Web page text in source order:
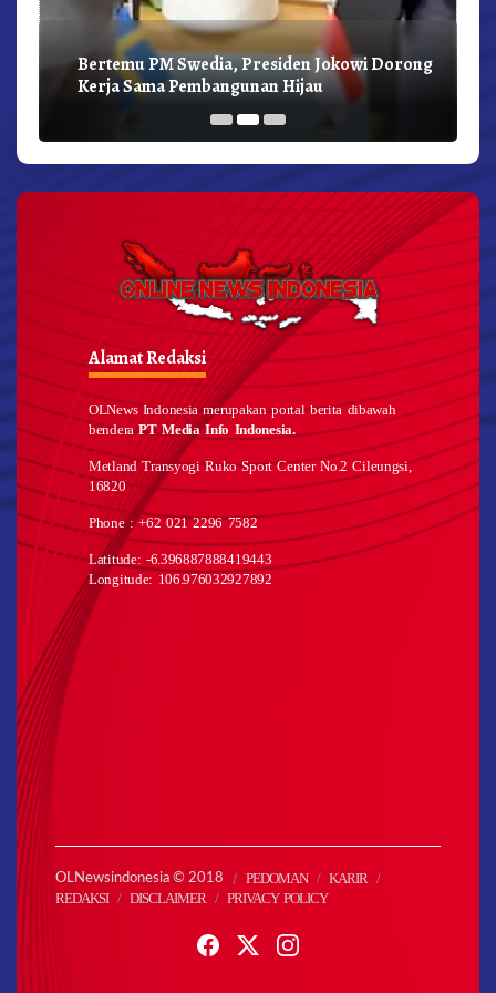
Bertemu PM Swedia, Presiden Jokowi Dorong
Kerja Sama Pembangunan Hijau
Alamat Redaksi
OLNews Indonesia merupakan portal berita dibawah
benderaPT Media Info Indonesia.
Metland Transyogi Ruko Sport Center No.2 Cileungsi,
16820
Phone : +62 021 2296 7582
Latitude: -6.396887888419443
Longitude: 106.976032927892
OLNewsindonesia © 2018 PEDOMAN
KARIR
REDAKSI
DISCLAIMER PRIVACY POLICY